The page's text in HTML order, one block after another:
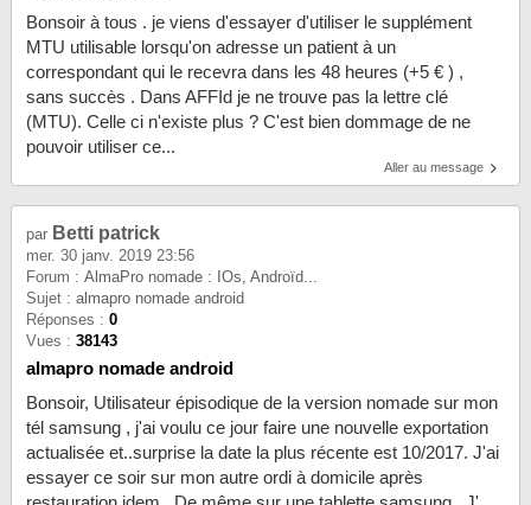
Bonsoir à tous . je viens d'essayer d'utiliser le supplément
MTU utilisable lorsqu'on adresse un patient à un
correspondant qui le recevra dans les 48 heures (+5 € ) ,
sans succès . Dans AFFId je ne trouve pas la lettre clé
(MTU). Celle ci n'existe plus ? C'est bien dommage de ne
pouvoir utiliser ce...
Aller au message
par Betti patrick
mer. 30 janv. 2019 23:56
Forum : AlmaPro nomade : IOs, Androïd...
Sujet : almapro nomade android
Réponses : 0
Vues : 38143
almapro nomade android
Bonsoir, Utilisateur épisodique de la version nomade sur mon
tél samsung , j'ai voulu ce jour faire une nouvelle exportation
actualisée et..surprise la date la plus récente est 10/2017. J'ai
essayer ce soir sur mon autre ordi à domicile après